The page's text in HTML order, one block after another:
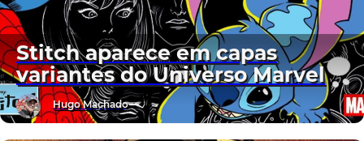
Stitch aparece em capas
variantes do Universo Marvel
Hugo Machado